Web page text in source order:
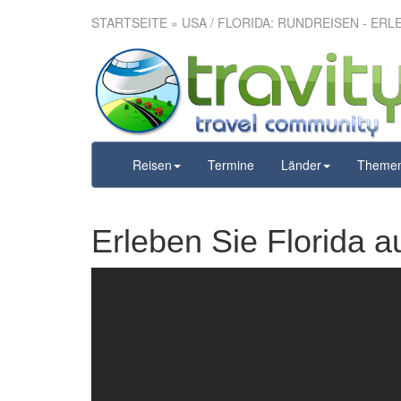
STARTSEITE » USA / FLORIDA: RUNDREISEN -
Reisen Termine Länder
Erleben Sie Florida